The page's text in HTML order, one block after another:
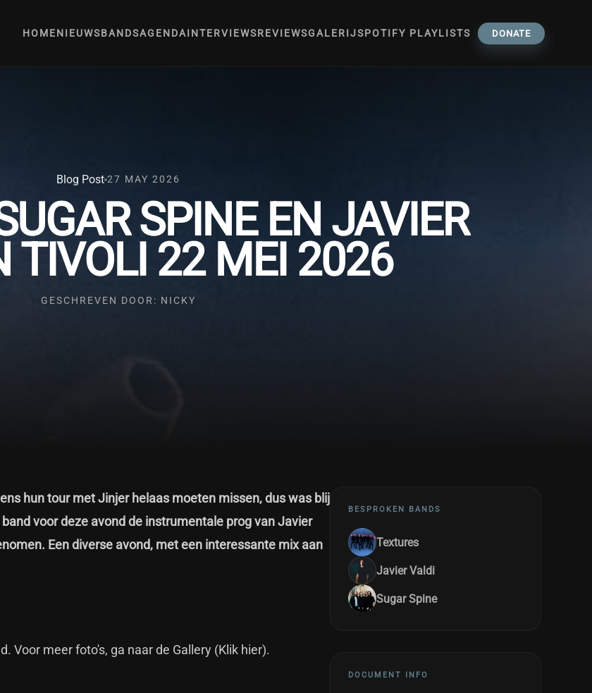
HOMENIEUWSBANDSAGENDAINTERVIEWSREVIEWSGALERIJSPOTIFY PLAYLISTS DONATE
Blog Post 27 MAY 2026
SPINE EN JAVIER
TIVOLI 22 MEI 2026
GESCHREVEN DOOR: NICKY
hun tour met Jinjer helaas moeten missen, dus was blij
voor deze avond de instrumentale prog van Javier
Een diverse avond, met een interessante mix aan
Voor meer foto's, ga naar de Gallery (Klik hier).
BESPROKEN BANDS
Textures
Javier Valdi
Sugar Spine
DOCUMENT INFO